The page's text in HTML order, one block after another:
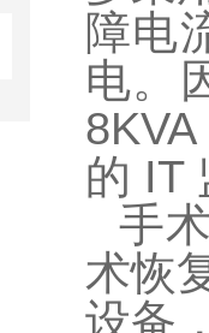
障电
电。
的 IT
手
术恢
设备